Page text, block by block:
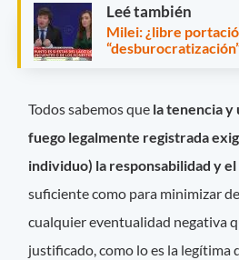
Leé también
Milei: ¿libre
Todos sabemos que la tenencia y
fuego legalmente registrada
individuo) la responsabilidad y el
suficiente como para minimizar
cualquier eventualidad negativa
justificado, como lo es la legítima